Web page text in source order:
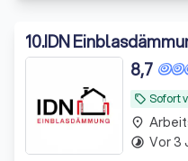
10.IDN
local_offer Sofort
8,7
place
timelapse Vor 3